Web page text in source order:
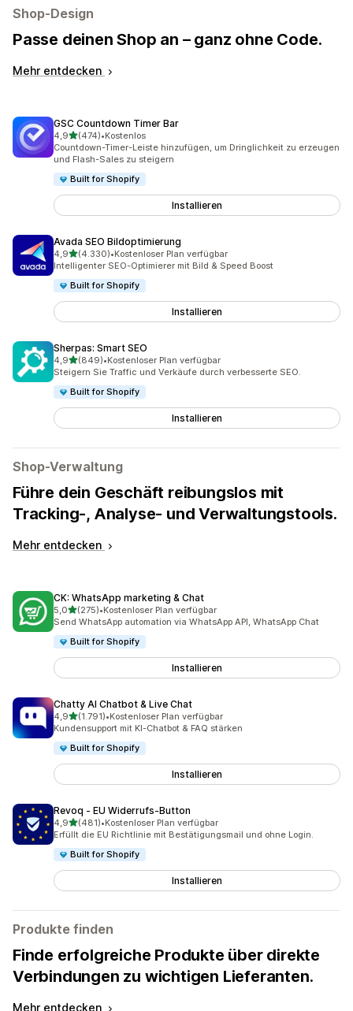
Shop-Design
Passe deinen Shop an – ganz ohne Code.
Mehr entdecken
GSC Countdown Timer Bar
4,9von 5 Sternen
(474)
474 Rezensionen insgesamt
•Kostenlos
Countdown-Timer-Leiste hinzufügen, um Dringlichkeit zu erzeugen
und Flash-Sales zu steigern
Built for Shopify
Installieren
Avada SEO Bildoptimierung
4,9von 5 Sternen
(4.330)
4330 Rezensionen insgesamt
•Kostenloser Plan verfügbar
Intelligenter SEO-Optimierer mit Bild & Speed Boost
Built for Shopify
Installieren
Sherpas: Smart SEO
4,9von 5 Sternen
(849)
849 Rezensionen insgesamt
•Kostenloser Plan verfügbar
Steigern Sie Traffic und Verkäufe durch verbesserte SEO.
Built for Shopify
Installieren
Shop-Verwaltung
Führe dein Geschäft reibungslos mit
Tracking-, Analyse- und Verwaltungstools.
Mehr entdecken
CK: WhatsApp marketing & Chat
5,0von 5 Sternen
(275)
275 Rezensionen insgesamt
•Kostenloser Plan verfügbar
Send WhatsApp automation via WhatsApp API, WhatsApp Chat
Built for Shopify
Installieren
Chatty AI Chatbot & Live Chat
4,9von 5 Sternen
(1.791)
1791 Rezensionen insgesamt
•Kostenloser Plan verfügbar
Kundensupport mit KI-Chatbot & FAQ stärken
Built for Shopify
Installieren
Revoq ‑ EU Widerrufs‑Button
4,9von 5 Sternen
(481)
481 Rezensionen insgesamt
•Kostenloser Plan verfügbar
Erfüllt die EU Richtlinie mit Bestätigungsmail und ohne Login.
Built for Shopify
Installieren
Produkte finden
Finde erfolgreiche Produkte über direkte
Verbindungen zu wichtigen Lieferanten.
Mehr entdecken